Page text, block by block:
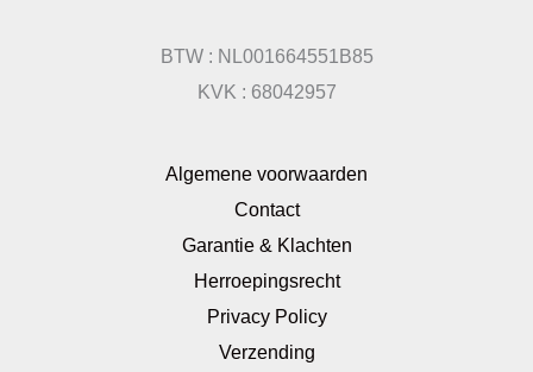
BTW : NL001664551B85
KVK : 68042957
Algemene voorwaarden
Contact
Garantie & Klachten
Herroepingsrecht
Privacy Policy
Verzending